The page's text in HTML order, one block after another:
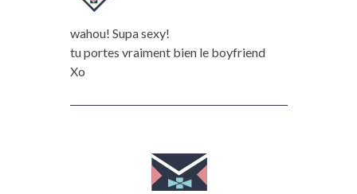
wahou! Supa sexy!
tu portes vraiment bien le boyfriend
Xo